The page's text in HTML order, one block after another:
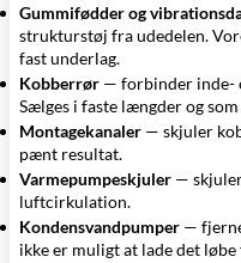
Gummifødder og
strukturstøj fra udedelen.
fast underlag.
Kobberrør — forbinder inde-
Sælges i faste længder og
Montagekanaler — skjuler
pænt resultat.
Varmepumpeskjuler —
luftcirkulation.
Kondensvandpumper —
ikke er muligt at lade det